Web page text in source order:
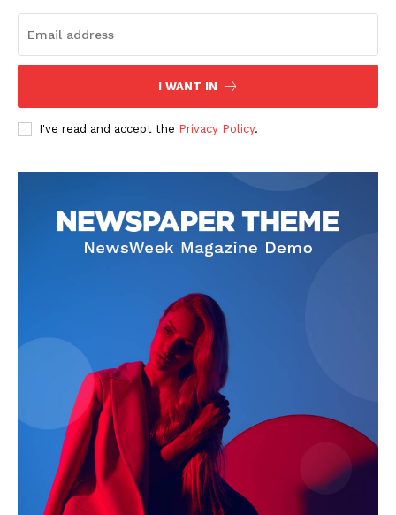
I WANT IN
I've read and accept the Privacy Policy.